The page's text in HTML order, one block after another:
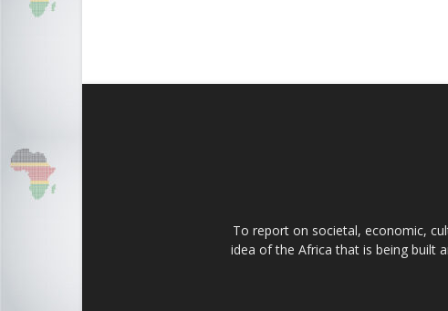
To report on societal, economic,
idea of the Africa that is being built